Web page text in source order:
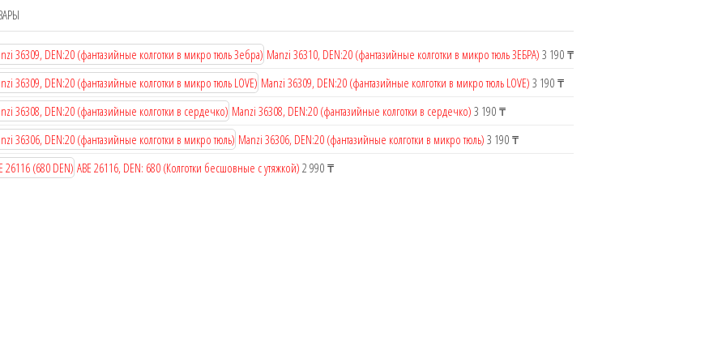
Manzi 36310, DEN:20 (фантазийные колготки в микро тюль ЗЕБРА) 3 190 ₸
Manzi 36309, DEN:20 (фантазийные колготки в микро тюль LOVE) 3 190 ₸
Manzi 36308, DEN:20 (фантазийные колготки в сердечко) 3 190 ₸
Manzi 36306, DEN:20 (фантазийные колготки в микро тюль) 3 190 ₸
ABE 26116, DEN: 680 (Колготки бесшовные с утяжкой) 2 990 ₸